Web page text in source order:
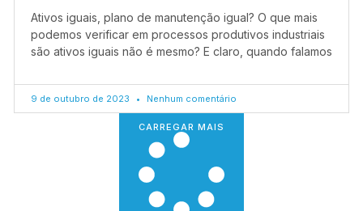
Ativos iguais, plano de manutenção igual? O que mais
podemos verificar em processos produtivos industriais
são ativos iguais não é mesmo? E claro, quando falamos
9 de outubro de 2023 Nenhum comentário
CARREGAR MAIS